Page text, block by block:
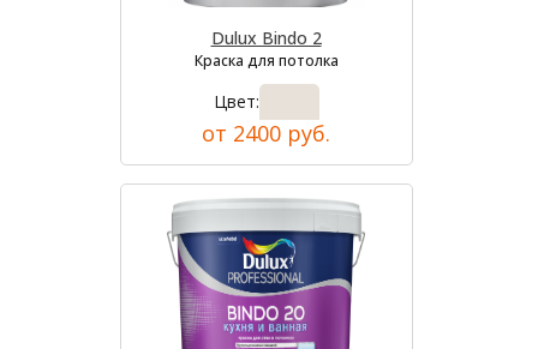
Dulux Bindo 2
Краска для потолка
Цвет:
от 2400 руб.